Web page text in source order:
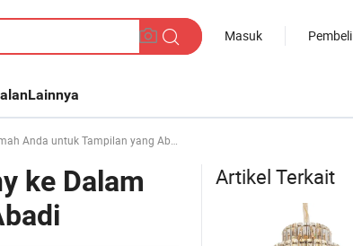
Masuk Pembeli
Lainnya
Anda untuk Tampilan yang Abadi
ke Dalam
Artikel Terkait